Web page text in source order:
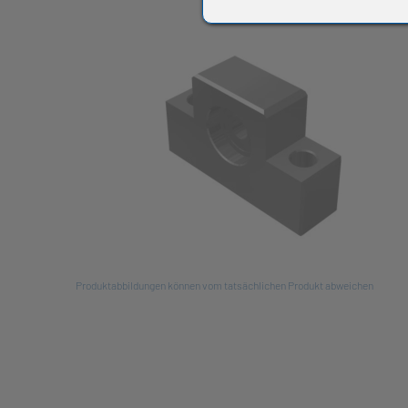
Produktabbildungen können vom tatsächlichen Produkt abweichen